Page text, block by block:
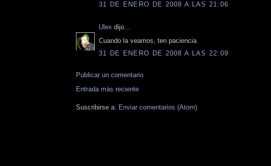
31 DE ENERO DE 2008 A LAS 21:06
Ulex dijo...
Cuando la veamos, ten paciencia
31 DE ENERO DE 2008 A LAS 22:09
Publicar un comentario
Entrada más reciente
Suscribirse a: Enviar comentarios (Atom)